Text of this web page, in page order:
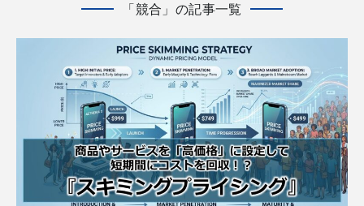
「競合」の記事一覧